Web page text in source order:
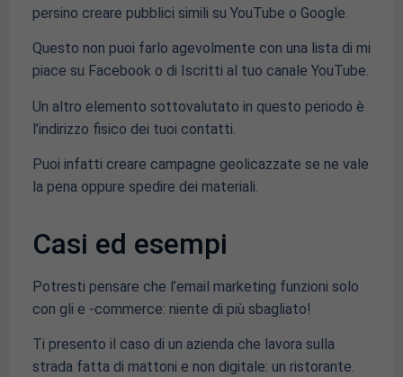
persino creare pubblici simili su YouTube o Google.
Questo non puoi farlo agevolmente con una lista di mi
piace su Facebook o di Iscritti al tuo canale YouTube.
Un altro elemento sottovalutato in questo periodo è
l’indirizzo fisico dei tuoi contatti.
Puoi infatti creare campagne geolicazzate se ne vale
la pena oppure spedire dei materiali.
Casi ed esempi
Potresti pensare che l’email marketing funzioni solo
con gli e -commerce: niente di più sbagliato!
Ti presento il caso di un azienda che lavora sulla
strada fatta di mattoni e non digitale: un ristorante.